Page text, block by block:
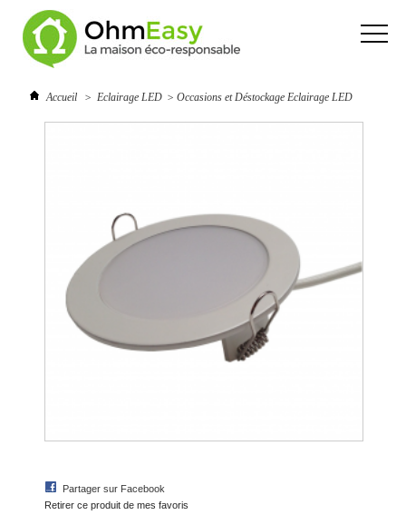
Accueil > Eclairage LED > Occasions et Déstockage Eclairage LED
Partager sur Facebook
Retirer ce produit de mes favoris